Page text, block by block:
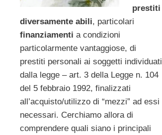
prestiti
diversamente abili, particolari
finanziamenti a condizioni
particolarmente vantaggiose, di
prestiti personali ai soggetti individuati
dalla legge – art. 3 della Legge n. 104
del 5 febbraio 1992, finalizzati
all’acquisto/utilizzo di “mezzi” ad essi
necessari. Cerchiamo allora di
comprendere quali siano i principali